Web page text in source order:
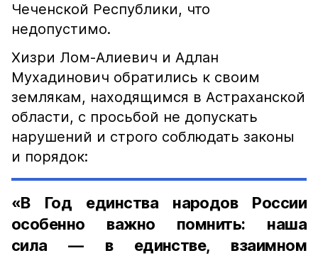
Чеченской Республики, что
недопустимо.
Хизри Лом-Алиевич и Адлан
Мухадинович обратились к своим
землякам, находящимся в Астраханской
области, с просьбой не допускать
нарушений и строго соблюдать законы
и порядок:
«В Год единства народов России
особенно важно помнить: наша
сила — в единстве, взаимном